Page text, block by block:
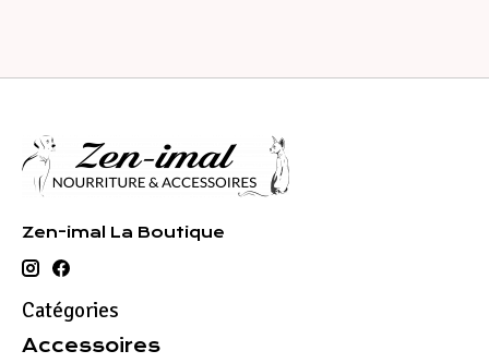
Zen-imal La Boutique
Catégories
Accessoires